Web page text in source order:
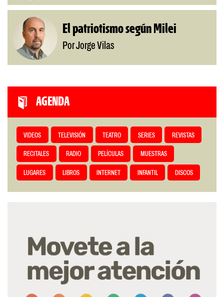
El patriotismo según Milei
Por Jorge Vilas
AGENDA
VIDEOS TELEVISIÓN TEATRO SERIES REVISTAS
RECITALES RADIO PELÍCULAS MUESTRAS
LUGARES LIBROS INTERNET INFANTIL DISCOS